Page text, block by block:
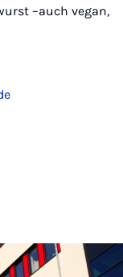
–auch vegan,